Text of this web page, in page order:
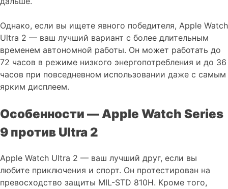
Однако, если вы ищете явного победителя, Apple Watch
Ultra 2 — ваш лучший вариант с более длительным
временем автономной работы. Он может работать до
72 часов в режиме низкого энергопотребления и до 36
часов при повседневном использовании даже с самым
ярким дисплеем.
Особенности — Apple Watch Series
9 против Ultra 2
Apple Watch Ultra 2 — ваш лучший друг, если вы
любите приключения и спорт. Он протестирован на
превосходство защиты MIL-STD 810H. Кроме того,